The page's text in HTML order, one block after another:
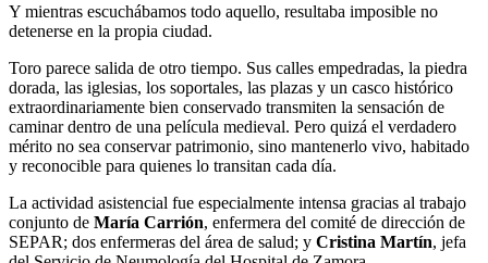
Y mientras escuchábamos todo aquello, resultaba imposible no
detenerse en la propia ciudad.
Toro parece salida de otro tiempo. Sus calles empedradas, la piedra
dorada, las iglesias, los soportales, las plazas y un casco histórico
extraordinariamente bien conservado transmiten la sensación de
caminar dentro de una película medieval. Pero quizá el verdadero
mérito no sea conservar patrimonio, sino mantenerlo vivo, habitado
y reconocible para quienes lo transitan cada día.
La actividad asistencial fue especialmente intensa gracias al trabajo
conjunto de María Carrión, enfermera del comité de dirección de
SEPAR; dos enfermeras del área de salud; y Cristina Martín, jefa